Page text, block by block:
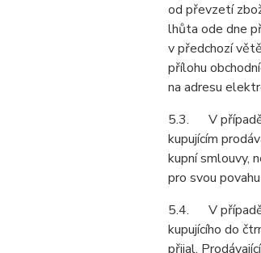
od převzetí
lhůta ode dne
v předchozí
přílohu
na adresu
5.3. V případě
kupujícím
kupní smlouvy,
pro svou
5.4. V případě
kupujícího do
přijal.